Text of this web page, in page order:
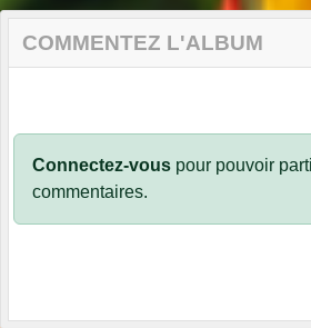
COMMENTEZ L'ALBUM
Connectez-vous pour pouvoir
commentaires.